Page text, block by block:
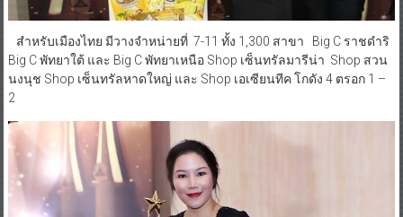
สำหรับเมืองไทย มีวางจำหน่ายที่ 7-11 ทั้ง 1,300 สาขา Big C ราชดำริ
นงนุช Shop เซ็นทรัลหาดใหญ่ และ Shop เอเซียนทีค โกดัง 4 ตรอก 1 –